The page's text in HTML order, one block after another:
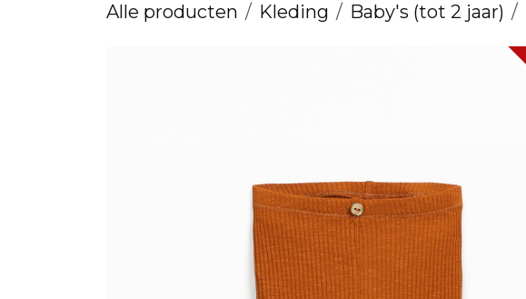
Alle producten Kleding Baby's (tot 2 jaar)